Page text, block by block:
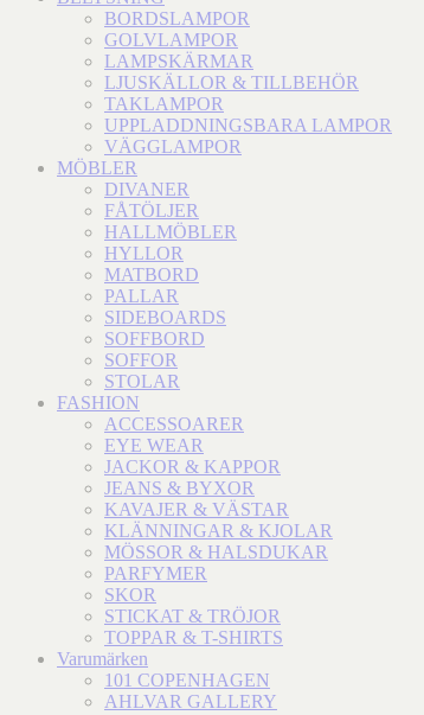
BORDSLAMPOR
GOLVLAMPOR
LAMPSKÄRMAR
LJUSKÄLLOR & TILLBEHÖR
TAKLAMPOR
UPPLADDNINGSBARA LAMPOR
VÄGGLAMPOR
MÖBLER
DIVANER
FÅTÖLJER
HALLMÖBLER
HYLLOR
MATBORD
PALLAR
SIDEBOARDS
SOFFBORD
SOFFOR
STOLAR
FASHION
ACCESSOARER
EYE WEAR
JACKOR & KAPPOR
JEANS & BYXOR
KAVAJER & VÄSTAR
KLÄNNINGAR & KJOLAR
MÖSSOR & HALSDUKAR
PARFYMER
SKOR
STICKAT & TRÖJOR
TOPPAR & T-SHIRTS
Varumärken
101 COPENHAGEN
AHLVAR GALLERY